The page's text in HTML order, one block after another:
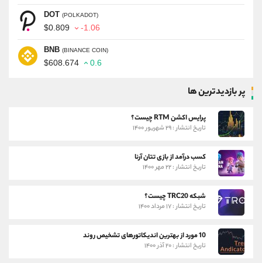
DOT (POLKADOT)
$0.809 -1.06
BNB (BINANCE COIN)
$608.674 0.6
پر بازدیدترین ها
پرایس اکشن RTM چیست؟
تاریخ انتشار : ۲۹ شهریور ۱۴۰۰
کسب درآمد از بازی تتان آرنا
تاریخ انتشار : ۲۲ مهر ۱۴۰۰
شبکه TRC20 چیست؟
تاریخ انتشار : ۱۷ مرداد ۱۴۰۰
10 مورد از بهترین اندیکاتورهای تشخیص روند
تاریخ انتشار : ۲۰ آذر ۱۴۰۰